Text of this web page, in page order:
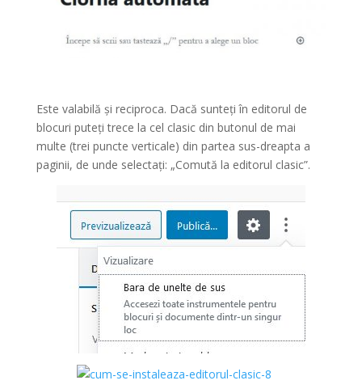
Este valabilă și reciproca. Dacă sunteți în editorul de
blocuri puteți trece la cel clasic din butonul de mai
multe (trei puncte verticale) din partea sus-dreapta a
paginii, de unde selectați: „Comută la editorul clasic”.